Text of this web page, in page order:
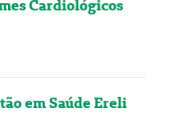
Cardiológicos
em Saúde Ereli